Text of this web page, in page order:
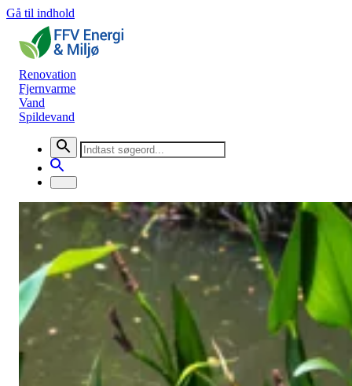
Gå til indhold
Renovation
Fjernvarme
Vand
Spildevand
Nyheder
Forbrugervalget 2026 er afgjort
Generel information
25. februar 2026
Resultatet af FFV’s forbrugervalg 2026 er nu afgjort.
Tak til alle kandidater for deres engagement og til de
stemmeberettigede for at deltage i valget.